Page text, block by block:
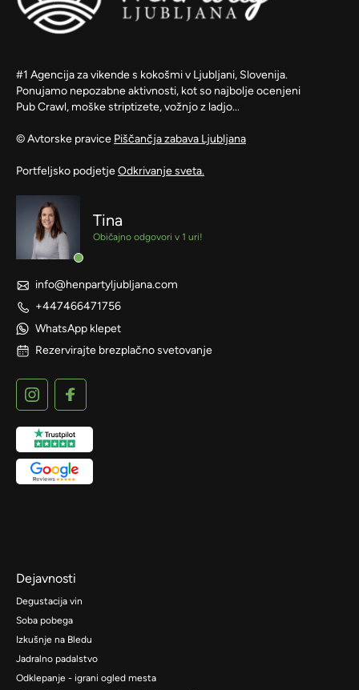
#1 Agencija za vikende s kokošmi v Ljubljani, Slovenija.
Ponujamo nepozabne aktivnosti, kot so najbolje ocenjeni
Pub Crawl, moške striptizete, vožnjo z ladjo...
© Avtorske pravice Piščančja zabava Ljubljana
Portfeljsko podjetjeOdkrivanje sveta.
Tina
Običajno odgovori v 1 uri!
info@henpartyljubljana.com
+447466471756
WhatsApp klepet
Rezervirajte brezplačno svetovanje
Dejavnosti
Degustacija vin
Soba pobega
Izkušnje na Bledu
Jadralno padalstvo
Odklepanje - igrani ogled mesta